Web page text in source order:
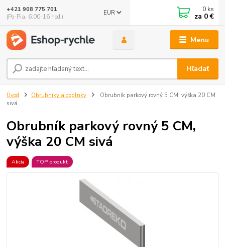
Menu
EUR
Hľadať
+421 908 775 701
(Po-Pia, 6:00-16 hod.)
0 ks
za 0 €
Úvod Obrubníky a doplnky
Obrubník parkový rovný 5 CM, výška 20 CM
sivá
Obrubník parkový rovný 5 CM,
výška 20 CM sivá
Akcia TOP produkt